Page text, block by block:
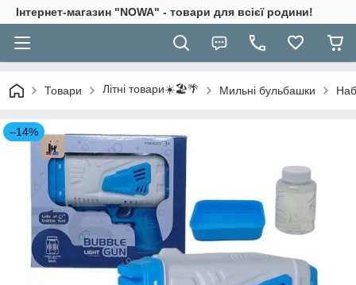
Інтернет-магазин "NOWA" - товари для всієї родини!
Товари Літні товари☀️🏖️🌴 Мильні бульбашки
–14%